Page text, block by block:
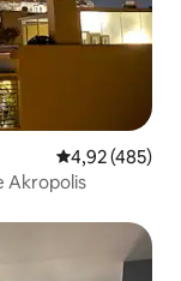
Gemiddelde
4,92 (485)
Akropolis